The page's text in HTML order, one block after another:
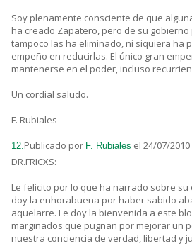
Soy plenamente consciente de que
ha creado Zapatero, pero de su
tampoco las ha eliminado, ni siquiera ha
empeño en reducirlas. El único gran
mantenerse en el poder, incluso
Un cordial saludo.
F. Rubiales
12.Publicado por F. Rubiales el 24/07/2010
DR.FRICXS:
Le felicito por lo que ha narrado sobre su
doy la enhorabuena por haber sabido
aquelarre. Le doy la bienvenida a este
marginados que pugnan por mejorar un
nuestra conciencia de verdad, libertad y